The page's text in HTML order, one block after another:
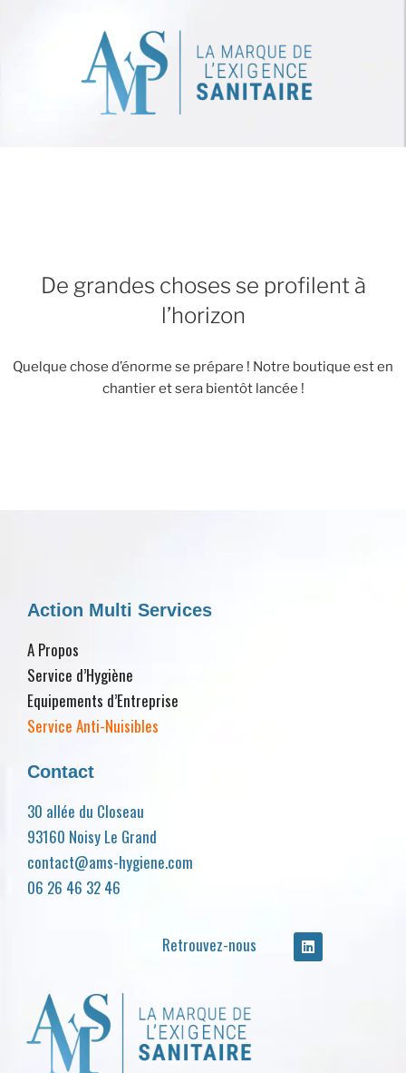
De grandes choses se profilent à
l’horizon
Quelque chose d’énorme se prépare ! Notre boutique est en
chantier et sera bientôt lancée !
Action Multi Services
A Propos
Service d’Hygiène
Equipements d’Entreprise
Service Anti-Nuisibles
Contact
30 allée du Closeau
93160 Noisy Le Grand
contact@ams-hygiene.com
06 26 46 32 46
Retrouvez-nous